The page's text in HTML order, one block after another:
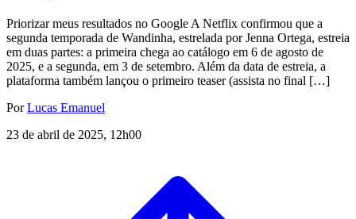
Priorizar meus resultados no Google A Netflix confirmou que a
segunda temporada de Wandinha, estrelada por Jenna Ortega, estreia
em duas partes: a primeira chega ao catálogo em 6 de agosto de
2025, e a segunda, em 3 de setembro. Além da data de estreia, a
plataforma também lançou o primeiro teaser (assista no final […]
PorLucas Emanuel
23 de abril de 2025, 12h00